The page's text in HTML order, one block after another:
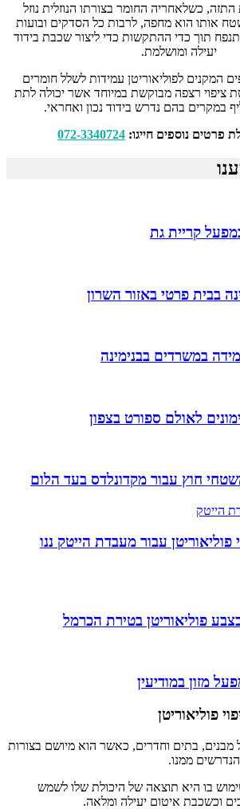
התזה, כשלאחריה החומר בצורתו הנוזלית נוזל
אותו הוא מחפה, לרבות כל הסדקים ובועות
תוך כדי ההתקשות כדי ליצור שכבת בידוד
יעילה ומושלמת.
המקנים לפוליאוריטן עמידות לשלל חומרים
ציפוי רצפה מבוקשת במיוחד אשר יכולה לתת
במקרים בהם נדרש בידוד נכון ואחראי.
פרטים נוספים חייגו: 072-3340724
קריית גת
בבית פרטי באזור השרון
במשרדים בבנימינה
לאולם ספורט בצפון
חוץ עבור מקדונלדס בעד הלום
פוליאוריטן עבור מעבדת הייטק ננו
פוליאוריטן בטירת הכרמל
מזון במודיעין
פוליאוריטן
מבנים, בתים וחדרים, כאשר הוא מיושם בצורות
ממנו.
בו היא תוצאה של היכולת שלו לשמש
וכשכבת איטום יעילה ומלאה.